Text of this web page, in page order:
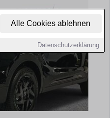
Alle Cookies ablehnen
Datenschutzerklärung